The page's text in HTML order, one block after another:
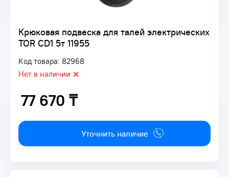
Крюковая подвеска для талей электрических
TOR CD1 5т 11955
Код товара: 82968
Нет в наличии
77 670 ₸
77 670 ₸
Уточнить наличие